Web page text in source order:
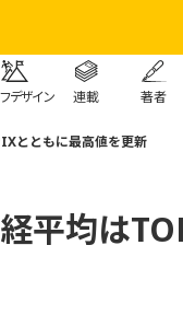
デザイン 連載 著者
とともに最高値を更新
平均は